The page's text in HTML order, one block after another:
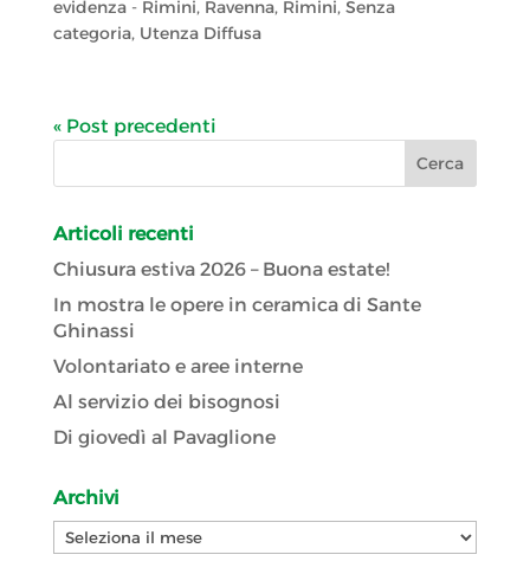
evidenza - Rimini, Ravenna, Rimini, Senza
categoria, Utenza Diffusa
« Post precedenti
Articoli recenti
Chiusura estiva 2026 – Buona estate!
In mostra le opere in ceramica di Sante
Ghinassi
Volontariato e aree interne
Al servizio dei bisognosi
Di giovedì al Pavaglione
Archivi
Archivi